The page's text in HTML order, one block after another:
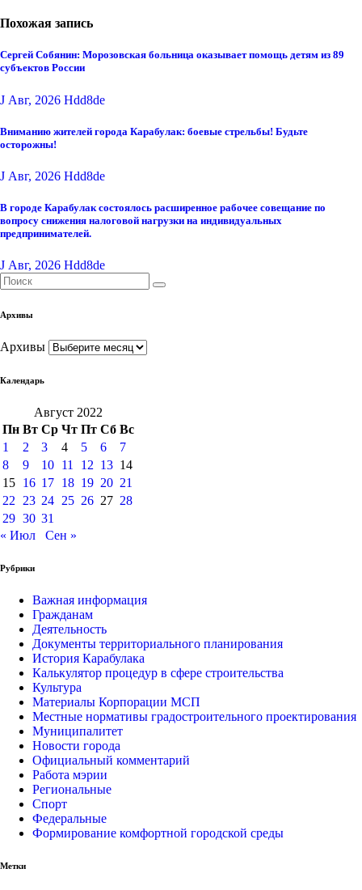
Похожая запись
Сергей Собянин: Морозовская больница оказывает помощь детям из 89
субъектов России
J Авг, 2026 Hdd8de
Вниманию жителей города Карабулак: боевые стрельбы! Будьте
осторожны!
J Авг, 2026 Hdd8de
В городе Карабулак состоялось расширенное рабочее совещание по
вопросу снижения налоговой нагрузки на индивидуальных
предпринимателей.
J Авг, 2026 Hdd8de
Архивы
Архивы
Календарь
Август 2022
Пн Вт Ср Чт Пт Сб Вс
1
2 3 4 5 6
7
8
9 10 11 12 13 14
15 16 17 18 19 20 21
22
23 24 25 26 27 28
29 30 31
« Июл
Сен »
Рубрики
Важная информация
Гражданам
Деятельность
Документы территориального планирования
История Карабулака
Калькулятор процедур в сфере строительства
Культура
Материалы Корпорации МСП
Местные нормативы градостроительного проектирования
Муниципалитет
Новости города
Официальный комментарий
Работа мэрии
Региональные
Спорт
Федеральные
Формирование комфортной городской среды
Метки